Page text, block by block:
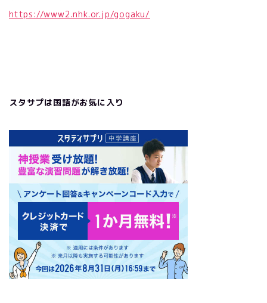
https://www2.nhk.or.jp/gogaku/
スタサプは国語がお気に入り